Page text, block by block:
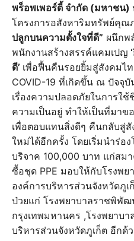
พร็อพเพอร์ตี้ จำกัด (มหาชน)
โครงการอสังหาริมทรัพย์คุณ
ปลูกบนความตั้งใจที่ดี” ผนึกพ
พนักงานสร้างสรรค์แคมเปญ
ดี’ เพื่อฟื้นคืนรอยยิ้มสู่สังคมไ
COVID-19 ที่เกิดขึ้น ณ ปัจจุ
เรื่องความปลอดภัยในการใ
ความเป็นอยู่ ทำให้เป็นที่มาข
เพื่อตอบแทนสิ่งดีๆ คืนกลับสู่
ใหม่ได้อีกครั้ง โดยเริ่มนำร่อ
บริจาค 100,000 บาท แก่สม
ซื้อชุด PPE มอบให้กับโรงพย
องค์การบริหารส่วนจังหวัดภู
ป่วยแก่ โรงพยาบาลราชพิพั
กรุงเทพมหานคร ,โรงพยาบ
บริหารส่วนจังหวัดภูเก็ต อีกด้